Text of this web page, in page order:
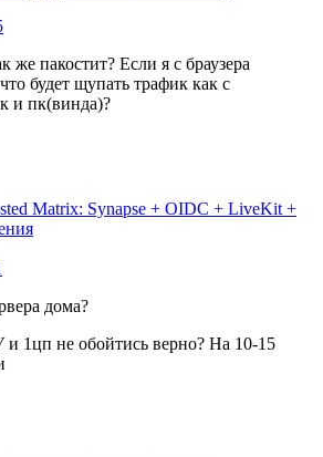
же пакостит? Если я с браузера
будет щупать трафик как с
и пк(винда)?
Matrix: Synapse + OIDC + LiveKit +
дома?
1цп не обойтись верно? На 10-15